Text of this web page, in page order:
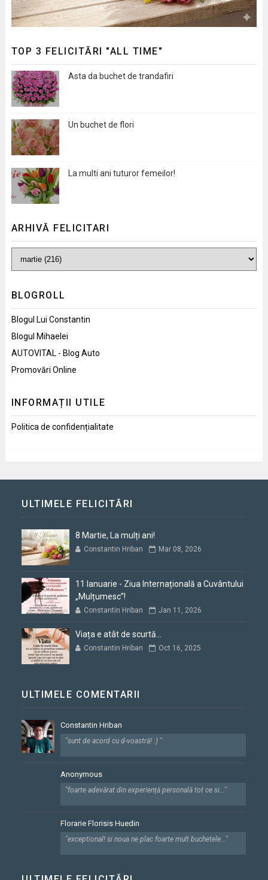
TOP 3 FELICITĂRI "ALL TIME"
Asta da buchet de trandafiri
Un buchet de flori
La multi ani tuturor femeilor!
ARHIVĂ FELICITARI
BLOGROLL
Blogul Lui Constantin
Blogul Mihaelei
AUTOVITAL - Blog Auto
Promovări Online
INFORMAȚII UTILE
Politica de confidențialitate
ULTIMELE FELICITĂRI
8 Martie, La mulți ani!
Constantin Hriban Mar 08, 2026
11 Ianuarie - Ziua Internațională a Cuvântului
„Mulțumesc”!
Constantin Hriban Jan 11, 2026
Viața e atât de scurtă...
Constantin Hriban Oct 16, 2025
ULTIMELE COMENTARII
Constantin Hriban
"sunt de acord cu d-voastră! :) "
Anonymous
"foarte adevărat.din experiență personală tot ce si..."
Florarie Florisis Huedin
"exceptional! si noua ne plac foarte mult buchetele..."